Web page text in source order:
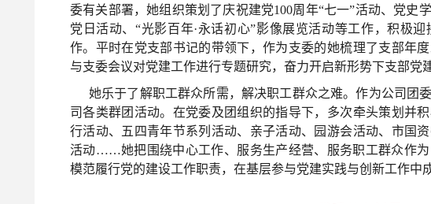
委有关部署，她组织策划了庆祝建党100周年“七一”活动、党史
党日活动、“光影百年·永话初心”影像展览活动等工作，积极
作。平时在党支部书记的带领下，作为支委的她梳理了支部年
与支委会议对党建工作进行专题研究，奋力开启新形势下支部党
她乐于了解职工群众所需，解决职工群众之难。作为公司团
司各类群团活动。在党委及团组织的指导下，多次牵头策划并
行活动、五四青年节系列活动、亲子活动、园游会活动、市国
活动……她把围绕中心工作、服务生产经营、服务职工群众作
模范履行党的建设工作职责，在基层参与党建实践与创新工作中